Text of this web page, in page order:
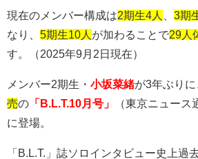
現在のメンバー構成は2期生4人 3期
なり、 5期生10人 が加わることで29人
す。（2025年9月2日現在）
メンバー2期生・ 小坂菜緒が3年ぶりに
売の 「B.L.T.10月号」
（東京ニュー
に登場。
「 B.L.T. 」誌ソロインタビュー史上過